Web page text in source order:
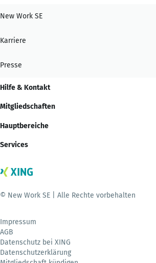
New Work SE
Karriere
Presse
Hilfe & Kontakt
Mitgliedschaften
Hauptbereiche
Services
© New Work SE | Alle Rechte vorbehalten
Impressum
AGB
Datenschutz bei XING
Datenschutzerklärung